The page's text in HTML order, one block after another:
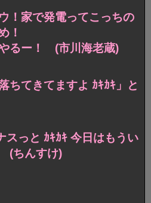
！家で発電ってこっちの
！
るー！ (市川海老蔵)
ちてきてますよ ｶｷｶｷ」と
スっと ｶｷｶｷ 今日はもうい
(ちんすけ)